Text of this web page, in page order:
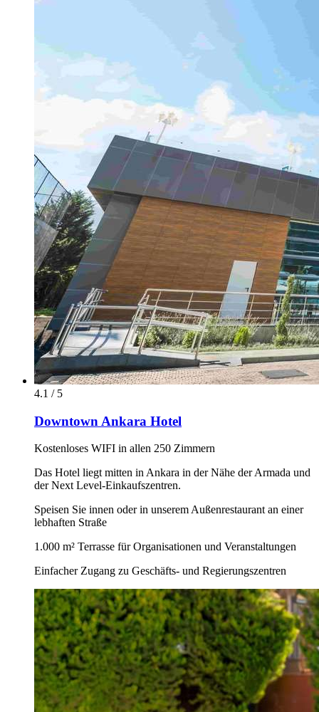
4.1 / 5
Downtown Ankara Hotel
Kostenloses WIFI in allen 250 Zimmern
Das Hotel liegt mitten in Ankara in der Nähe der Armada und
der Next Level-Einkaufszentren.
Speisen Sie innen oder in unserem Außenrestaurant an einer
lebhaften Straße
1.000 m² Terrasse für Organisationen und Veranstaltungen
Einfacher Zugang zu Geschäfts- und Regierungszentren